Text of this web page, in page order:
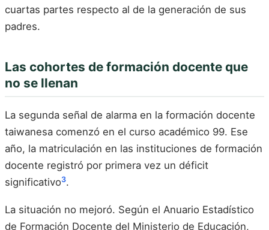
cuartas partes respecto al de la generación de sus
padres.
Las cohortes de formación docente que
no se llenan
La segunda señal de alarma en la formación docente
taiwanesa comenzó en el curso académico 99. Ese
año, la matriculación en las instituciones de formación
docente registró por primera vez un déficit
significativo3.
La situación no mejoró. Según el Anuario Estadístico
de Formación Docente del Ministerio de Educación,